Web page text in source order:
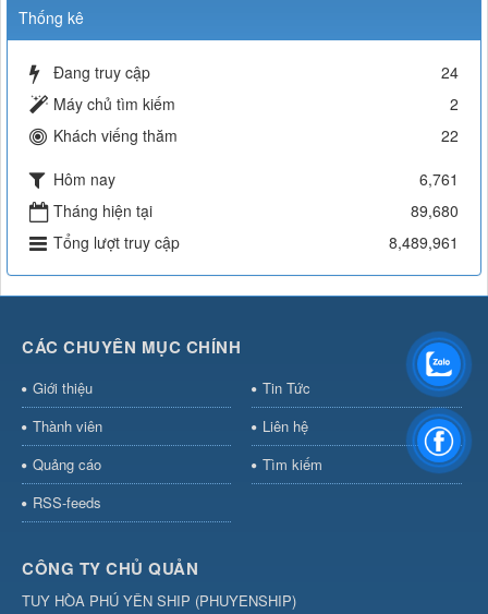
Thống kê
Đang truy cập
24
Máy chủ tìm kiếm
2
Khách viếng thăm
22
Hôm nay
6,761
Tháng hiện tại
89,680
Tổng lượt truy cập
8,489,961
CÁC CHUYÊN MỤC CHÍNH
Giới thiệu
Tin Tức
Thành viên
Liên hệ
Quảng cáo
Tìm kiếm
RSS-feeds
CÔNG TY CHỦ QUẢN
TUY HÒA PHÚ YÊN SHIP (PHUYENSHIP)